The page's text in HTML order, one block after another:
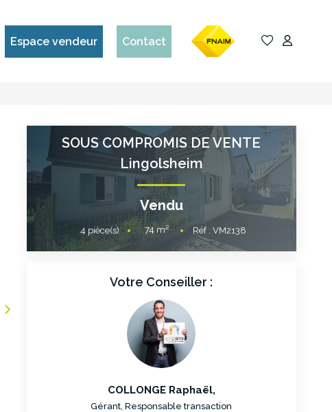
Espace vendeur Contact
SOUS COMPROMIS DE VENTE
Lingolsheim
Vendu
4 pièce(s) 74 m² Réf :VM2138
Votre Conseiller :
COLLONGE Raphaël,
Gérant, Responsable transaction